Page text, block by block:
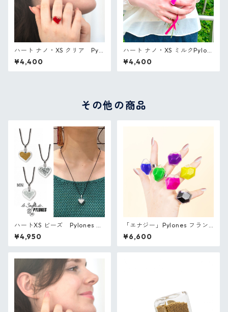
ハート ナノ・XS クリア Pylo
nes フランス ガラスのリング
¥4,400
ハート ナノ・XS ミルクPylon
es フランス ガラスのリング
¥4,400
その他の商品
ハートXS ビーズ Pylones フ
ランス ガラスのペンダント
¥4,950
「エナジー」Pylones フラン
ス ガラスのリング ミルク
¥6,600